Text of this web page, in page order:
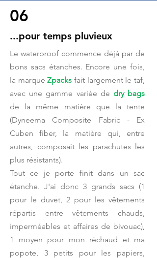
06
...pour temps pluvieux
Le waterproof commence déjà par de
bons sacs étanches. Encore une fois,
la marqueZpacks fait largement le taf,
avec une gamme variée de dry bags
de la même matière que la tente
(Dyneema Composite Fabric - Ex
Cuben fiber, la matière qui, entre
autres, composait les parachutes les
plus résistants).
Tout ce je porte finit dans un sac
étanche. J'ai donc 3 grands sacs (1
pour le duvet, 2 pour les vêtements
répartis entre vêtements chauds,
imperméables et affaires de bivouac),
1 moyen pour mon réchaud et ma
popote, 3 petits pour les papiers,